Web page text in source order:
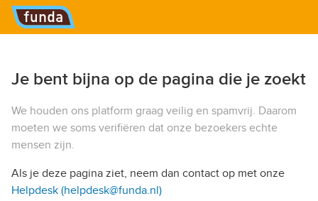
Hoofdmenu
Je bent bijna op de pagina die je zoekt
We houden ons platform graag veilig en spamvrij. Daarom
moeten we soms verifiëren dat onze bezoekers echte
mensen zijn.
Als je deze pagina ziet, neem dan contact op met onze
Helpdesk (helpdesk@funda.nl)